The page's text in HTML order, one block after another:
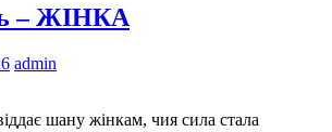
– ЖІНКА
admin
шану жінкам, чия сила стала